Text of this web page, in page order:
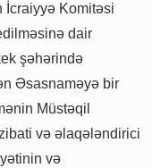
İcraiyyə Komitəsi
dair
şəhərində
Əsasnaməyə bir
Müstəqil
və əlaqələndirici
və